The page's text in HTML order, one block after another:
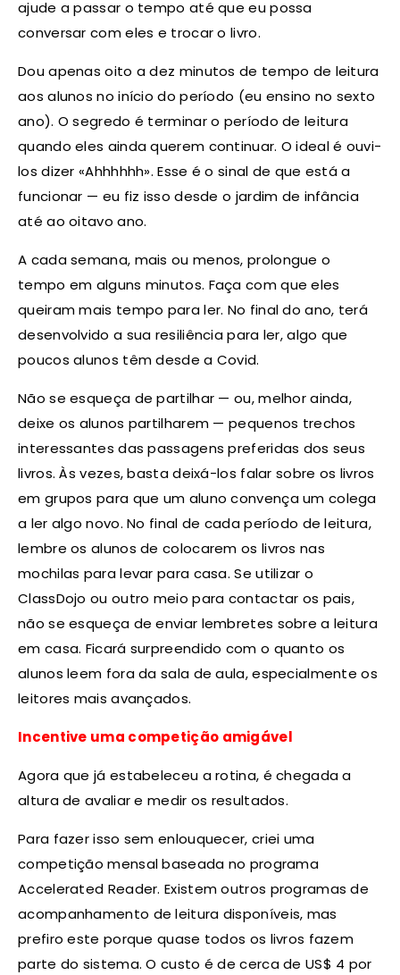
ajude a passar o tempo até que eu possa
conversar com eles e trocar o livro.
Dou apenas oito a dez minutos de tempo de leitura
aos alunos no início do período (eu ensino no sexto
ano). O segredo é terminar o período de leitura
quando eles ainda querem continuar. O ideal é ouvi-
los dizer «Ahhhhhh». Esse é o sinal de que está a
funcionar — eu fiz isso desde o jardim de infância
até ao oitavo ano.
A cada semana, mais ou menos, prolongue o
tempo em alguns minutos. Faça com que eles
queiram mais tempo para ler. No final do ano, terá
desenvolvido a sua resiliência para ler, algo que
poucos alunos têm desde a Covid.
Não se esqueça de partilhar — ou, melhor ainda,
deixe os alunos partilharem — pequenos trechos
interessantes das passagens preferidas dos seus
livros. Às vezes, basta deixá-los falar sobre os livros
em grupos para que um aluno convença um colega
a ler algo novo. No final de cada período de leitura,
lembre os alunos de colocarem os livros nas
mochilas para levar para casa. Se utilizar o
ClassDojo ou outro meio para contactar os pais,
não se esqueça de enviar lembretes sobre a leitura
em casa. Ficará surpreendido com o quanto os
alunos leem fora da sala de aula, especialmente os
leitores mais avançados.
Incentive uma competição amigável
Agora que já estabeleceu a rotina, é chegada a
altura de avaliar e medir os resultados.
Para fazer isso sem enlouquecer, criei uma
competição mensal baseada no programa
Accelerated Reader. Existem outros programas de
acompanhamento de leitura disponíveis, mas
prefiro este porque quase todos os livros fazem
parte do sistema. O custo é de cerca de US$ 4 por